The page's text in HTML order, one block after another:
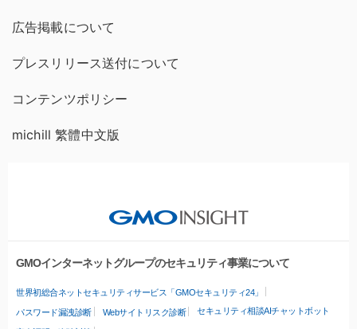
広告掲載について
プレスリリース送付について
コンテンツポリシー
michill 繁體中文版
GMOインターネットグループのセキュリティ事業について
世界初総合ネットセキュリティサービス「GMOセキュリティ24」
パスワード漏洩診断 Webサイトリスク診断 セキュリティ相談AIチャットボット